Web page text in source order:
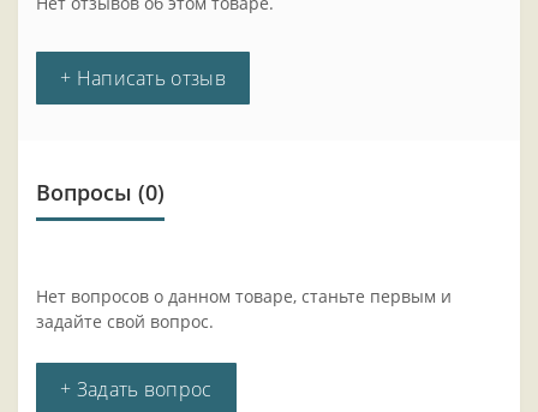
+ Написать отзыв
Вопросы (0)
Нет вопросов о данном товаре, станьте первым и
задайте свой вопрос.
+ Задать вопрос